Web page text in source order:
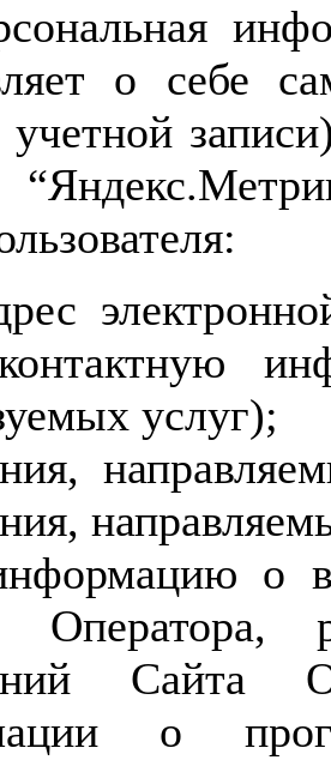
о себе
учетной
услуг);
о
Оператора,
Сайта
о